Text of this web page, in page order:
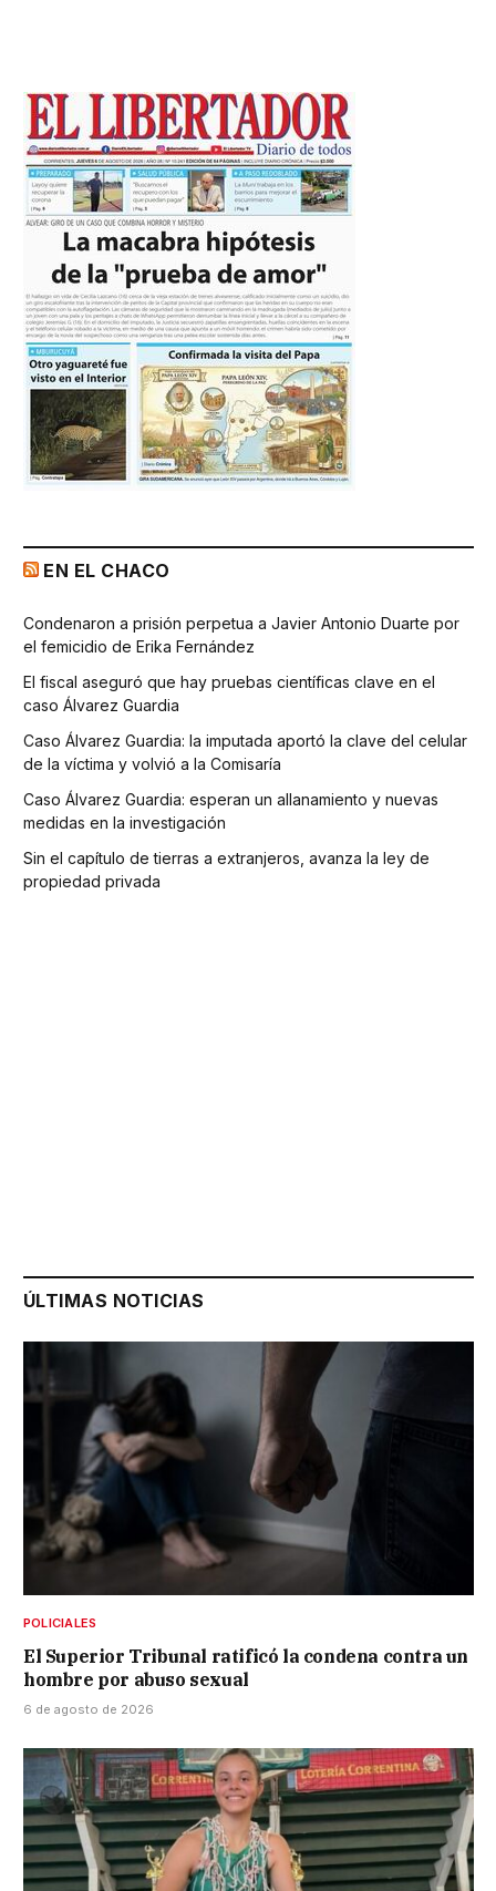
EN EL CHACO
Condenaron a prisión perpetua a Javier Antonio Duarte por
el femicidio de Erika Fernández
El fiscal aseguró que hay pruebas científicas clave en el
caso Álvarez Guardia
Caso Álvarez Guardia: la imputada aportó la clave del celular
de la víctima y volvió a la Comisaría
Caso Álvarez Guardia: esperan un allanamiento y nuevas
medidas en la investigación
Sin el capítulo de tierras a extranjeros, avanza la ley de
propiedad privada
ÚLTIMAS NOTICIAS
POLICIALES
El Superior Tribunal ratificó la condena contra un
hombre por abuso sexual
6 de agosto de 2026